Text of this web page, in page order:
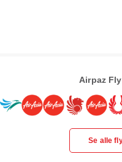
Airpaz
Se alle